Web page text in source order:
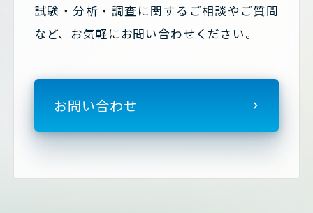
試験・分析・調査に関するご相談やご質問
など、お気軽にお問い合わせください。
お問い合わせ